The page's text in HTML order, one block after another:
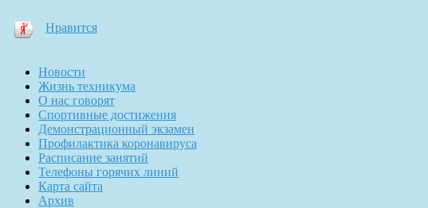
Нравится
Новости
Жизнь техникума
О нас говорят
Спортивные достижения
Демонстрационный экзамен
Профилактика коронавируса
Расписание занятий
Телефоны горячих линий
Карта сайта
Архив